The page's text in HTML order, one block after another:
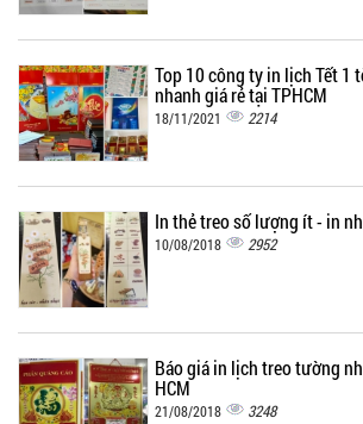
Top 10 công ty in lịch Tết 1
nhanh giá rẻ tại TPHCM
18/11/2021 2214
In thẻ treo số lượng ít - in
10/08/2018 2952
Báo giá in lịch treo tường
HCM
21/08/2018 3248